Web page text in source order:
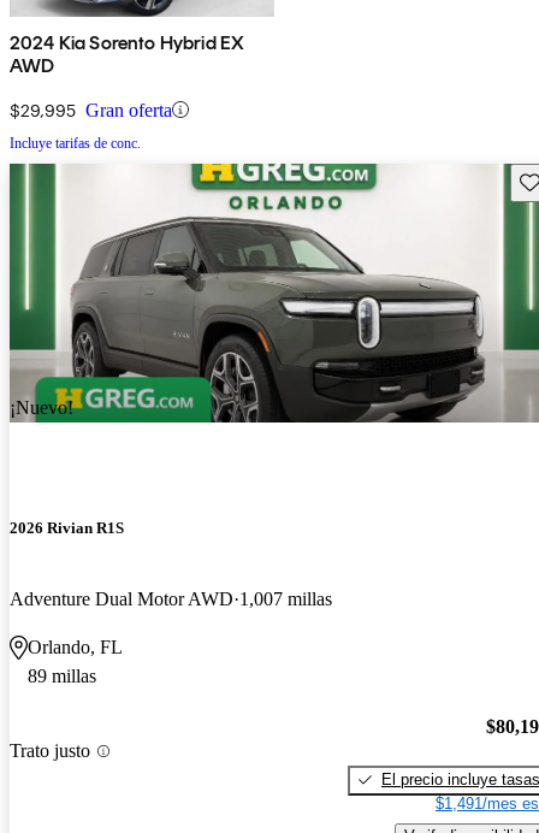
2024 Kia Sorento Hybrid EX
AWD
$29,995 Gran oferta
Incluye tarifas de conc.
¡Nuevo!
2026 Rivian R1S
Adventure Dual Motor AWD 1,007 millas
Orlando, FL
89 millas
Trato justo
El precio incluye tasas
$1,491/mes